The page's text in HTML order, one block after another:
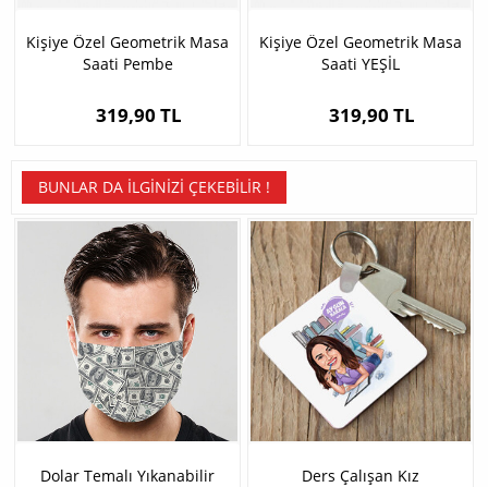
Kişiye Özel Geometrik Masa
Saati Pembe
319,90 TL
Kişiye Özel Geometrik Masa
Saati YEŞİL
319,90 TL
BUNLAR DA İLGINIZI ÇEKEBILIR !
Dolar Temalı Yıkanabilir
Ders Çalışan Kız